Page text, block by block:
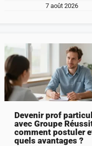
7 août 2026
Devenir prof
avec Groupe
comment postuler
quels avantages ?